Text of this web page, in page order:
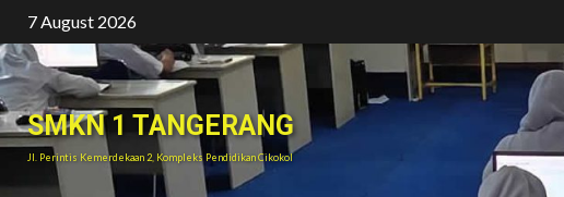
Skip
to
content
7 August 2026
SMKN 1 TANGERANG
Jl. Perintis Kemerdekaan 2, Kompleks Pendidikan Cikokol